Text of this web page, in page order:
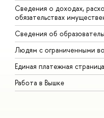
Сведения о доходах,
обязательствах
Сведения об
Людям с ограниченными
Единая платежная страница
Работа в Вышке